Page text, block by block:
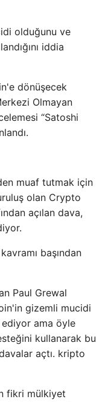
olduğunu ve
iddia
dönüşecek
Olmayan
“Satoshi
muaf tutmak için
olan Crypto
açılan dava,
başından
Paul Grewal
gizemli mucidi
ama öyle
kullanarak bu
açtı. kripto
fikri mülkiyet